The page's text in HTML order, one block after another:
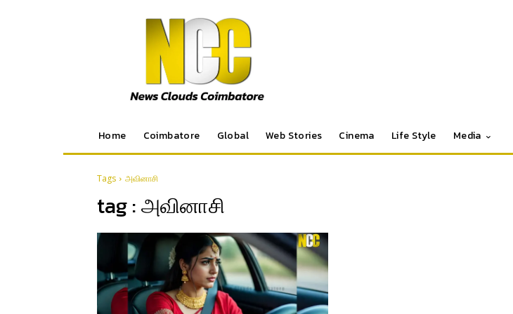
Home Coimbatore Global Web Stories Cinema Life Style Media
Tags அவினாசி
tag :அவினாசி